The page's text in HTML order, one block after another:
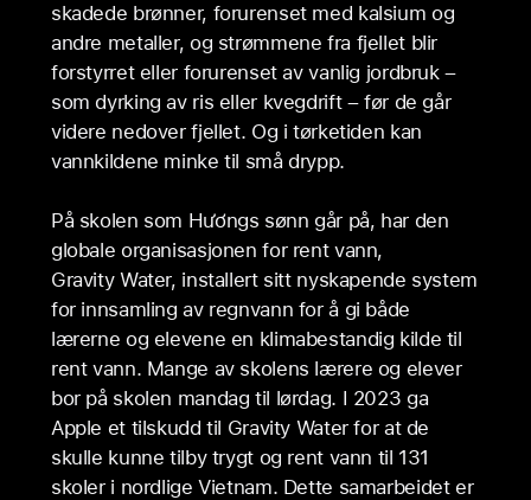
skadede brønner, forurenset med kalsium og
andre metaller, og strømmene fra fjellet blir
forstyrret eller forurenset av vanlig jordbruk –
som dyrking av ris eller kvegdrift – før de går
videre nedover fjellet. Og i tørketiden kan
vannkildene minke til små drypp.
På skolen som Hươngs sønn går på, har den
globale organisasjonen for rent vann,
Gravity Water, installert sitt nyskapende system
for innsamling av regnvann for å gi både
lærerne og elevene en klimabestandig kilde til
rent vann. Mange av skolens lærere og elever
bor på skolen mandag til lørdag. I 2023 ga
Apple et tilskudd til Gravity Water for at de
skulle kunne tilby trygt og rent vann til 131
skoler i nordlige Vietnam. Dette samarbeidet er